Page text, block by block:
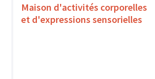
Maison d'activités corporelles
et d'expressions sensorielles